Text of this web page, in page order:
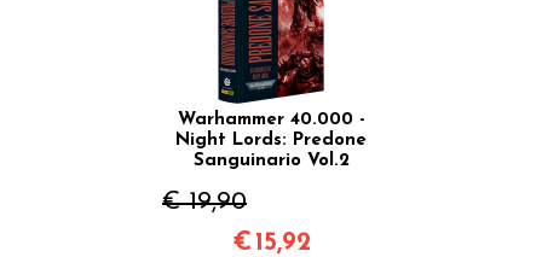
Warhammer 40.000 -
Night Lords: Predone
Sanguinario Vol.2
€ 19,90
€ 15,92